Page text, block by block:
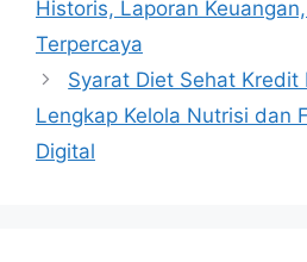
Historis, Laporan
Terpercaya
Syarat Diet Sehat Kredit
Lengkap Kelola Nutrisi dan
Digital